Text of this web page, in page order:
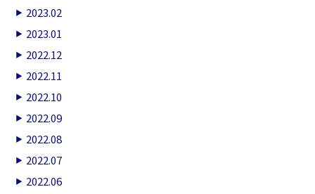
2023.02
2023.01
2022.12
2022.11
2022.10
2022.09
2022.08
2022.07
2022.06